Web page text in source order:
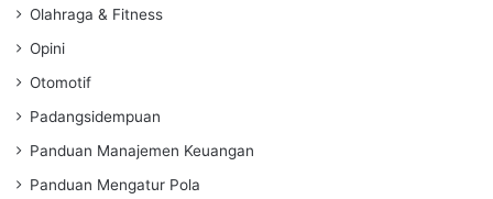
Olahraga & Fitness
Opini
Otomotif
Padangsidempuan
Panduan Manajemen Keuangan
Panduan Mengatur Pola